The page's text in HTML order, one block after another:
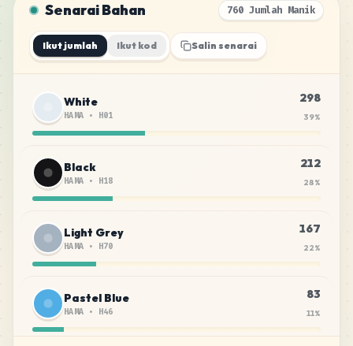
Senarai Bahan 760 Jumlah Manik
Ikut jumlah Ikut kod Salin senarai
White
HAMA • H01
298
39%
Black
HAMA • H18
212
28%
Light Grey
HAMA • H70
167
22%
Pastel Blue
HAMA • H46
83
11%